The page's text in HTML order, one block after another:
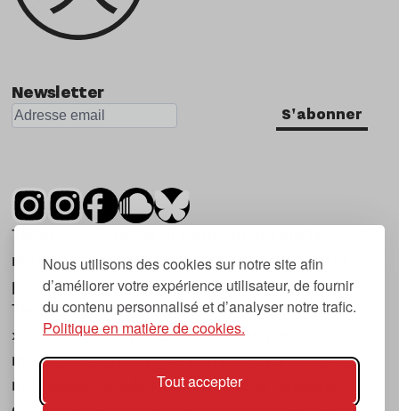
Nous utilisons des cookies sur notre site afin
d’améliorer votre expérience utilisateur, de fournir
du contenu personnalisé et d’analyser notre trafic.
Politique en matière de cookies.
Tout accepter
Newsletter
S'abonner
Tsugi est un mensuel indépendant sur la
musique et les nouvelles tendances, dont la
première parution date de 2007.
Tsugi en japonais signifie « prochain », « suivant
», ce qui correspond à la thématique du
magazine, à l’affût des nouvelles tendances
musicales, qu’elles viennent de la musique